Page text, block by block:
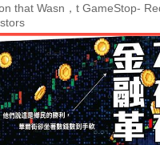
that Wasn，t GameStop-